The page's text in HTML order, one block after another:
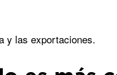
y las exportaciones.